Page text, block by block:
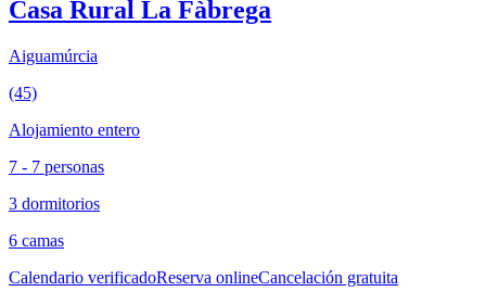
Casa Rural La Fàbrega
Aiguamúrcia
(45)
Alojamiento entero
7 - 7 personas
3 dormitorios
6 camas
Calendario verificadoReserva onlineCancelación gratuita